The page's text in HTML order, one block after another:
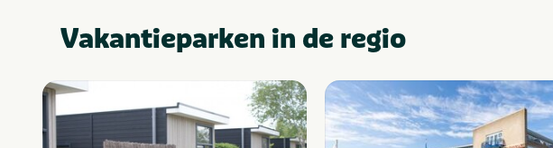
Vakantieparken in de regio